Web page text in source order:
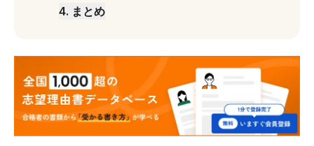
4. まとめ